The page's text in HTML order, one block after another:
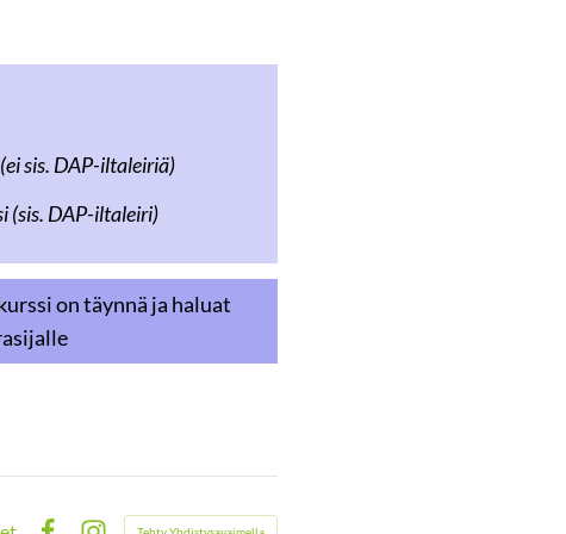
sis. DAP-iltaleiriä)
(sis. DAP-iltaleiri)
on täynnä ja haluat